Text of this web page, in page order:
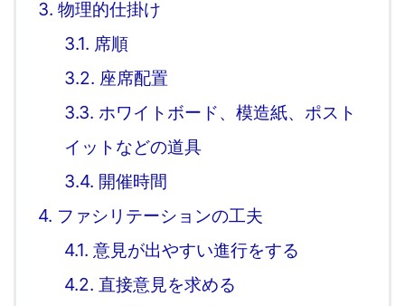
3. 物理的仕掛け
3.1. 席順
3.2. 座席配置
3.3. ホワイトボード、模造紙、ポスト
イットなどの道具
3.4. 開催時間
4. ファシリテーションの工夫
4.1. 意見が出やすい進行をする
4.2. 直接意見を求める